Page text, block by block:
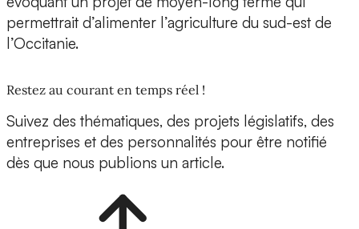
permettrait d’alimenter l’agriculture du sud-est de
l’Occitanie.
Restez au courant en temps réel !
Suivez des thématiques, des projets législatifs, des
entreprises et des personnalités pour être notifié
dès que nous publions un article.